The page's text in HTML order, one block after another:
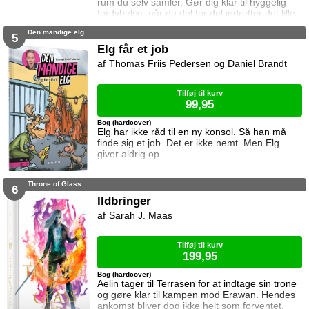
fordybelse, når du del for del indretter det lille
rum med de fineste detaljer. Med lukkede
og med det indbyggede lys, pynter den også i
mørke. Samlet størrelse: 17 cm høj, 11,5 cm
bred og 10 cm dyb. Vejledning medfølger (kun
5 Den mandige elg
Elg får et job
Elg har ikke råd til en ny konsol. Så han må
finde sig et job. Det er ikke nemt. Men Elg
giver aldrig op.
Bog (hardcover)
Thomas Friis Pedersen og Daniel Brandt
Tilføj til kurv
99,95
6 Throne of Glass
Ildbringer
Aelin tager til Terrasen for at indtage sin trone
og gøre klar til kampen mod Erawan. Hendes
ankomst bliver dog ikke helt som forventet.
Bog (hardcover)
Sarah J. Maas
Tilføj til kurv
199,95